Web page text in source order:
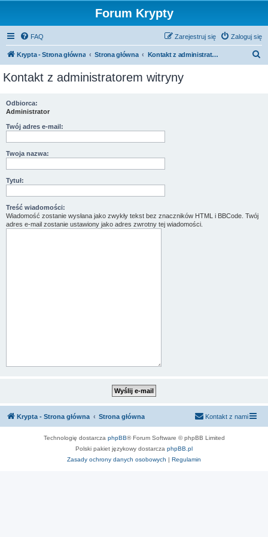
Forum Krypty
FAQ Zaloguj się
Zarejestruj się
Krypta - Strona główna Strona główna Kontakt z administratorem witryny
Kontakt z administratorem witryny
Odbiorca:
Administrator
Twój adres e-mail:
Twoja nazwa:
Tytuł:
Treść wiadomości:
Wiadomość zostanie wysłana jako zwykły tekst bez znaczników HTML i BBCode. Twój
adres e-mail zostanie ustawiony jako adres zwrotny tej wiadomości.
Krypta - Strona główna Strona główna Kontakt z nami
Technologię dostarcza phpBB® Forum Software © phpBB Limited
Polski pakiet językowy dostarcza phpBB.pl
Zasady ochrony danych osobowych | Regulamin